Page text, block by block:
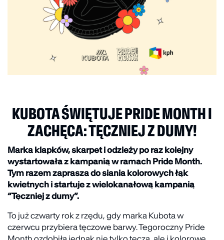
KUBOTA ŚWIĘTUJE PRIDE MONTH I
ZACHĘCA: TĘCZNIEJ Z DUMY!
Marka klapków, skarpet i odzieży po raz kolejny
wystartowała z kampanią w ramach Pride Month.
Tym razem zaprasza do siania kolorowych łąk
kwietnych i startuje z wielokanałową kampanią
“Tęczniej z dumy”.
To już czwarty rok z rzędu, gdy marka Kubota w
czerwcu przybiera tęczowe barwy. Tegoroczny Pride